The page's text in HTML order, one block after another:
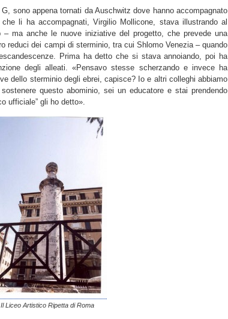
sono appena tornati da Auschwitz dove hanno accompagnato
li ha accompagnati, Virgilio Mollicone, stava illustrando al
ma anche le nuove iniziative del progetto, che prevede una
reduci dei campi di sterminio, tra cui Shlomo Venezia – quando
Prima ha detto che si stava annoiando, poi ha
degli alleati. «Pensavo stesse scherzando e invece ha
dello sterminio degli ebrei, capisce? Io e altri colleghi abbiamo
questo abominio, sei un educatore e stai prendendo
ufficiale” gli ho detto».
Il Liceo Artistico Ripetta di Roma